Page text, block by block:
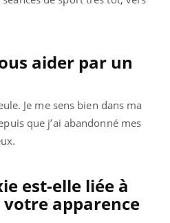
aider par un
Je me sens bien dans ma
que j’ai abandonné mes
est-elle liée à
apparence